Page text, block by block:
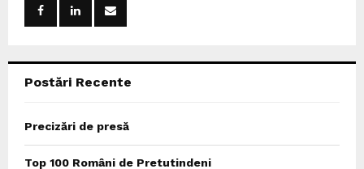
Postări Recente
Precizări de presă
Top 100 Români de Pretutindeni